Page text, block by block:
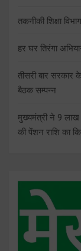
तकनीकी शिक्षा
हर घर तिरंगा
तीसरी बार सरकार
बैठक सम्पन्न
मुख्यमंत्री ने 9 लाख
की पेंशन राशि का